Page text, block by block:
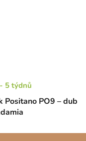
Positano PO9 – dub
5 týdnů